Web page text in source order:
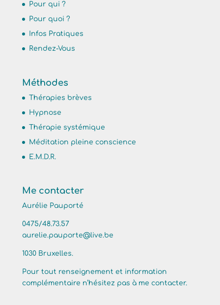
Pour qui ?
Pour quoi ?
Infos Pratiques
Rendez-Vous
Méthodes
Thérapies brèves
Hypnose
Thérapie systémique
Méditation pleine conscience
E.M.D.R.
Me contacter
Aurélie Pauporté
0475/48.73.57
aurelie.pauporte@live.be
1030 Bruxelles.
Pour tout renseignement et information
complémentaire n’hésitez pas à me contacter.